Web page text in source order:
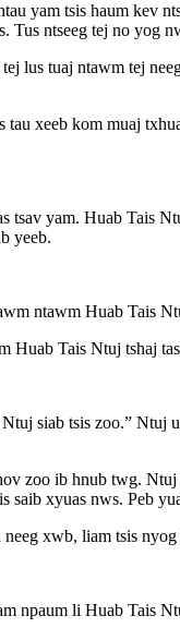
yam tsis haum kev
Tus ntseeg tej no yog
lus tuaj ntawm tej
xeeb kom muaj
tsav yam. Huab
yeeb.
ntawm Huab Tais
Huab Tais Ntuj tshaj
siab tsis zoo.” Ntuj
zoo ib hnub twg.
saib xyuas nws. Peb
neeg xwb, liam tsis
npaum li Huab Tais